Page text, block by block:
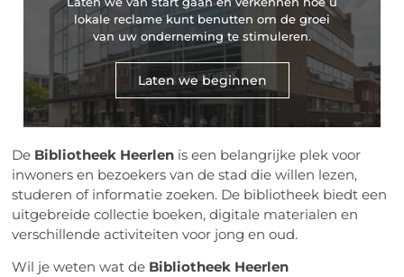
De Bibliotheek Heerlen is een belangrijke plek voor
inwoners en bezoekers van de stad die willen lezen,
studeren of informatie zoeken. De bibliotheek biedt een
uitgebreide collectie boeken, digitale materialen en
verschillende activiteiten voor jong en oud.
Wil je weten wat de Bibliotheek Heerlen
lokale reclame kunt benutten om de groei
van uw onderneming te stimuleren.
Laten we beginnen